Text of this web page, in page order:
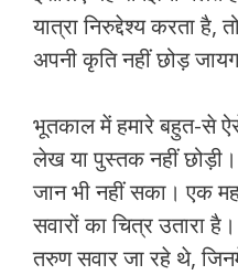
यात्रा निरुद्देश्‍य करता है,
अपनी कृति नहीं छोड़
भूतकाल में हमारे बहुत-से
लेख या पुस्‍तक नहीं
जान भी नहीं सका। एक
सवारों का चित्र उतारा
तरुण सवार जा रहे थे,